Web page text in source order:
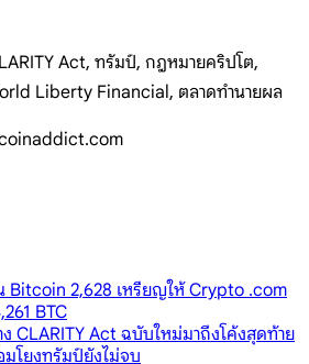
Act, ทรัมป์, กฎหมายคริปโต,
Liberty Financial, ตลาดทำนายผล
Bitcoin 2,628 เหรียญให้ Crypto .com
BTC
ง CLARITY Act ฉบับใหม่มาถึงโค้งสุดท้าย
โยงทรัมป์ยังไม่จบ